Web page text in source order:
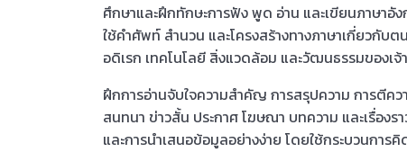
ศึกษาและฝึกทักษะการฟัง พูด อ่าน และเขียนภาษาอั
ใช้คำศัพท์ สำนวน และโครงสร้างทางภาษาเกี่ยวกับ
อดิเรก เทคโนโลยี สิ่งแวดล้อม และวัฒนธรรมของเ
ฝึกการอ่านจับใจความสำคัญ การสรุปความ การตีค
สนทนา ข่าวสั้น ประกาศ โฆษณา บทความ และเรื่อง
และการนำเสนอข้อมูลอย่างง่าย โดยใช้กระบวนการ